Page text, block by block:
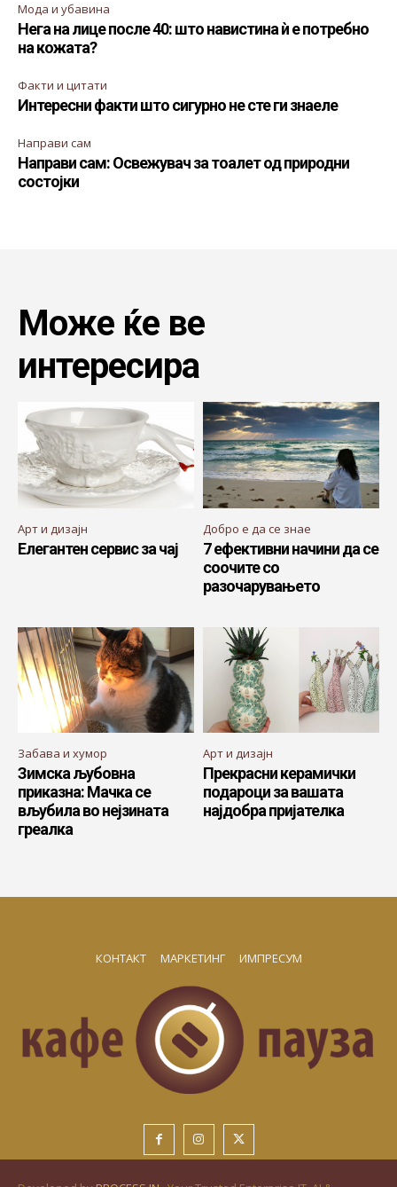
Мода и убавина
Нега на лице после 40: што навистина ѝ е потребно
на кожата?
Факти и цитати
Интересни факти што сигурно не сте ги знаеле
Направи сам
Направи сам: Освежувач за тоалет од природни
состојки
Може ќе ве
интересира
Арт и дизајн
Елегантен сервис за чај
Добро е да се знае
7 ефективни начини да се
соочите со
разочарувањето
Забава и хумор
Зимска љубовна
приказна: Мачка се
вљубила во нејзината
греалка
Арт и дизајн
Прекрасни керамички
подароци за вашата
најдобра пријателка
КОНТАКТ МАРКЕТИНГ ИМПРЕСУМ